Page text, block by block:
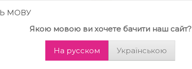
Стойкая крем-краска
для волос 3DeLuxe
Professional, 100 мл.
МОВУ
Якою мовою ви хочете бачити наш сайт?
На русском Українською